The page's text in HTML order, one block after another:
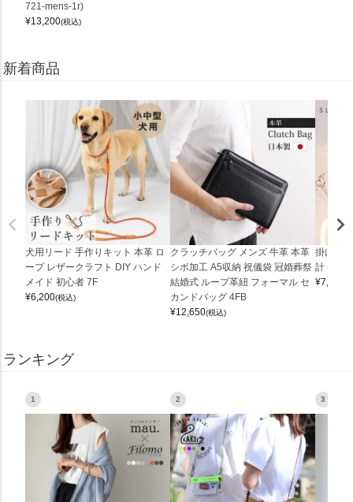
721-mens-1r)
¥13,200(税込)
新着商品
犬用リード 手作りキット 本革 ロ
ープ レザークラフト DIY ハンド
メイド 初心者 7F
¥6,200(税込)
クラッチバッグ メンズ 牛革 本革
シボ加工 A5収納 祝儀袋 冠婚葬祭
結婚式 ループ革紐 フォーマル セ
カンドバッグ 4FB
¥12,650(税込)
掛け時
計
¥7,150
ランキング
1 2 3